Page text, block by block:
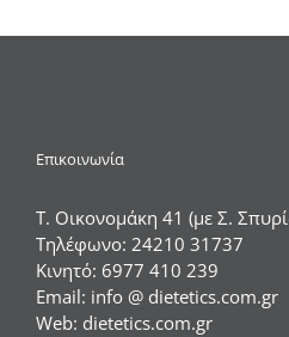
Επικοινωνία
Τ. Οικονομάκη 41 (με Σ.
Τηλέφωνο: 24210 31737
Κινητό: 6977 410 239
Email: info @ dietetics.com.gr
Web: dietetics.com.gr